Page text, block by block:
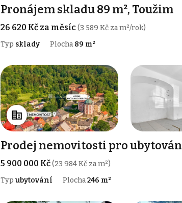
Pronájem skladu 89 m², Toužim
26 620 Kč za měsíc(3 589 Kč za m²/rok)
Typ sklady Plocha 89 m²
Prodej nemovitosti pro
5 900 000 Kč(23 984 Kč za m²)
Typ ubytování Plocha246 m²